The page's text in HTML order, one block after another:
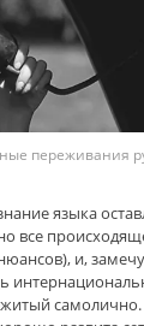
переживания
языка
все
и,